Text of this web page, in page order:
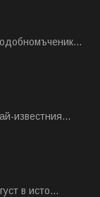
известния...
в исто...